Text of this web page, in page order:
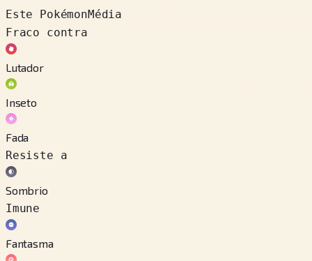
Este PokémonMédia
Fraco contra
Lutador
Inseto
Fada
Resiste a
Sombrio
Imune
Fantasma